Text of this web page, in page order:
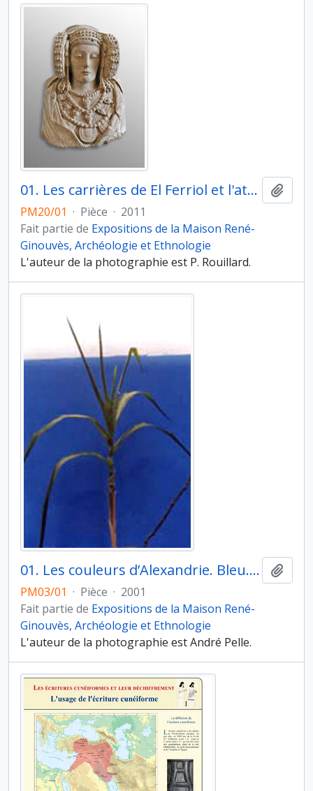
01. Les carrières de El Ferriol et l'atelier de sculpture d'Elche (Alicante). Dame d'Elche. Museo Arqueologico Nacional, Madrid
PM20/01 · Pièce · 2011
Fait partie de Expositions de la Maison René-
Ginouvès, Archéologie et Ethnologie
L'auteur de la photographie est P. Rouillard.
01. Les couleurs d’Alexandrie. Bleu. Ces images proviennent d’émotions vécues à Alexandrie. Qu’évoquerait pour moi Alexandrie actuellement, si je n’avais pas, il y a plus de dix ans, rencontré Jean-Yves Empereur ? Une ville du nord de l’Egypte ? Un port ! sûrement, puisque la chanson de Claude François nous le raconte souvent. Photo 1
PM03/01 · Pièce · 2001
Fait partie de Expositions de la Maison René-
Ginouvès, Archéologie et Ethnologie
L'auteur de la photographie est André Pelle.